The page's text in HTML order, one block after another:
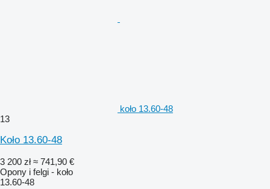
koło 13.60-48
13
Koło 13.60-48
3 200 zł ≈ 741,90 €
Opony i felgi - koło
13.60-48